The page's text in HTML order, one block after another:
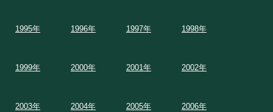
1995年 1996年 1997年 1998年
1999年 2000年 2001年 2002年
2003年 2004年 2005年 2006年